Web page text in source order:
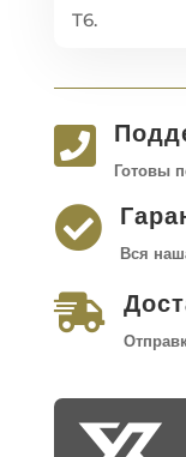
T6.

Готовы

Вся
